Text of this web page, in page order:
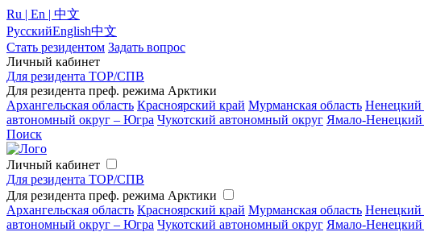
Ru | En | 中文
РусскийEnglish中文
Стать резидентом Задать вопрос
Личный кабинет
Для резидента ТОР/СПВ
Для резидента преф. режима Арктики
Архангельская область Красноярский край Мурманская область Ненецкий
автономный округ – Югра Чукотский автономный округ Ямало-
Поиск
Личный кабинет
Для резидента ТОР/СПВ
Для резидента преф. режима Арктики
Архангельская область Красноярский край Мурманская область Ненецкий
автономный округ – Югра Чукотский автономный округ Ямало-